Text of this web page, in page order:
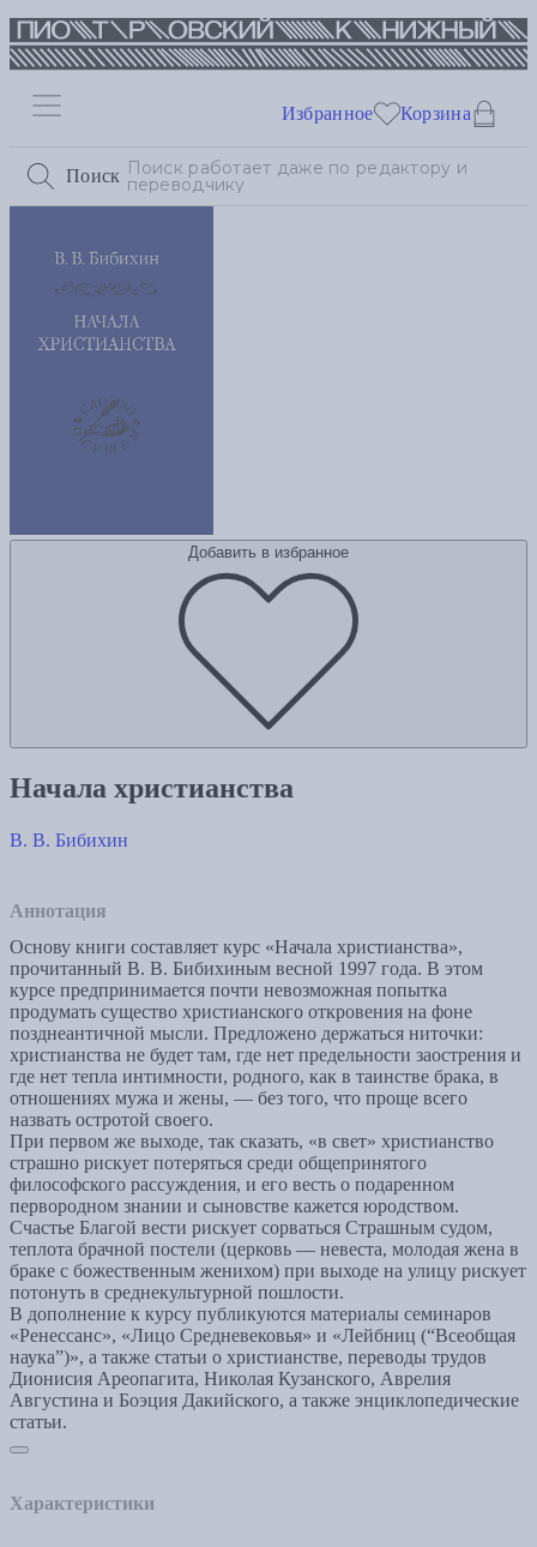
Поиск
Избранное Корзина
Добавить в избранное
Начала христианства
В. В. Бибихин
Аннотация
Основу книги составляет курс «Начала христианства»,
прочитанный В. В. Бибихиным весной 1997 года. В этом
курсе предпринимается почти невозможная попытка
продумать существо христианского откровения на фоне
позднеантичной мысли. Предложено держаться ниточки:
христианства не будет там, где нет предельности заострения и
где нет тепла интимности, родного, как в таинстве брака, в
отношениях мужа и жены, — без того, что проще всего
назвать остротой своего.
При первом же выходе, так сказать, «в свет» христианство
страшно рискует потеряться среди общепринятого
философского рассуждения, и его весть о подаренном
первородном знании и сыновстве кажется юродством.
Счастье Благой вести рискует сорваться Страшным судом,
теплота брачной постели (церковь — невеста, молодая жена в
браке с божественным женихом) при выходе на улицу рискует
потонуть в среднекультурной пошлости.
В дополнение к курсу публикуются материалы семинаров
«Ренессанс», «Лицо Средневековья» и «Лейбниц (“Всеобщая
наука”)», а также статьи о христианстве, переводы трудов
Дионисия Ареопагита, Николая Кузанского, Аврелия
Августина и Боэция Дакийского, а также энциклопедические
статьи.
Характеристики